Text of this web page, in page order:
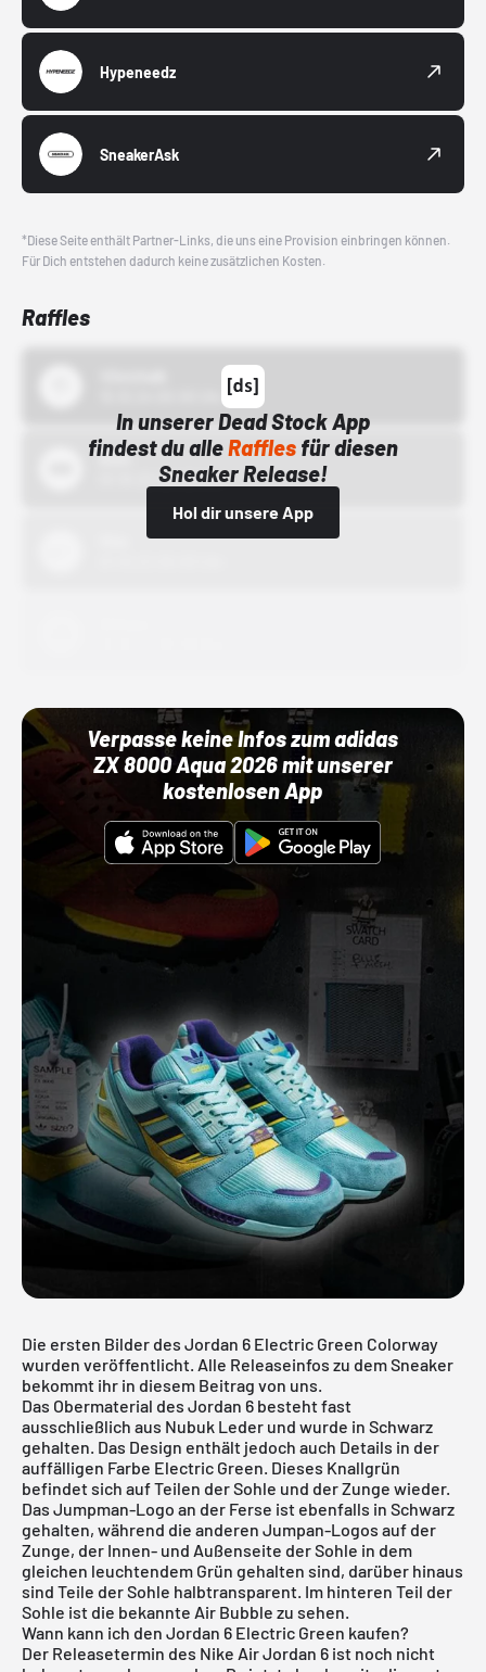
Hypeneedz
SneakerAsk
*Diese Seite enthält Partner-Links, die uns eine Provision einbringen können.
Für Dich entstehen dadurch keine zusätzlichen Kosten.
Raffles
In unserer Dead Stock App
findest du alleRafflesfür diesen
Sneaker Release!
Hol dir unsere App
Bstn
01.10.22 00:00 Uhr
Verpasse keine Infos zum adidas
ZX 8000 Aqua 2026 mit unserer
kostenlosen App
Die ersten Bilder des Jordan 6 Electric Green Colorway
wurden veröffentlicht. Alle Releaseinfos zu dem Sneaker
bekommt ihr in diesem Beitrag von uns.
Das Obermaterial des Jordan 6 besteht fast
ausschließlich aus Nubuk Leder und wurde in Schwarz
gehalten. Das Design enthält jedoch auch Details in der
auffälligen Farbe Electric Green. Dieses Knallgrün
befindet sich auf Teilen der Sohle und der Zunge wieder.
Das Jumpman-Logo an der Ferse ist ebenfalls in Schwarz
gehalten, während die anderen Jumpan-Logos auf der
Zunge, der Innen- und Außenseite der Sohle in dem
gleichen leuchtendem Grün gehalten sind, darüber hinaus
sind Teile der Sohle halbtransparent. Im hinteren Teil der
Sohle ist die bekannte Air Bubble zu sehen.
Wann kann ich den Jordan 6 Electric Green kaufen?
Der Releasetermin des Nike Air Jordan 6 ist noch nicht